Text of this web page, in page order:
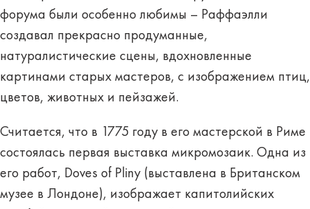
форума были особенно любимы – Раффаэлли
создавал прекрасно продуманные,
натуралистические сцены, вдохновленные
картинами старых мастеров, с изображением птиц,
цветов, животных и пейзажей.
Считается, что в 1775 году в его мастерской в Риме
состоялась первая выставка микромозаик. Одна из
его работ, Doves of Pliny (выставлена в Британском
музее в Лондоне), изображает капитолийских